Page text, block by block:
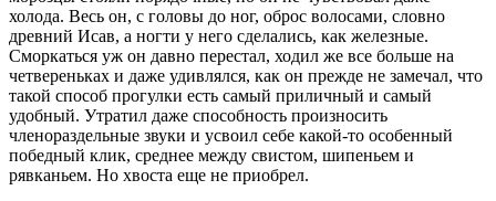
холода. Весь он, с головы до ног, оброс волосами, словно
древний Исав, а ногти у него сделались, как железные.
Сморкаться уж он давно перестал, ходил же все больше на
четвереньках и даже удивлялся, как он прежде не замечал, что
такой способ прогулки есть самый приличный и самый
удобный. Утратил даже способность произносить
членораздельные звуки и усвоил себе какой-то особенный
победный клик, среднее между свистом, шипеньем и
рявканьем. Но хвоста еще не приобрел.